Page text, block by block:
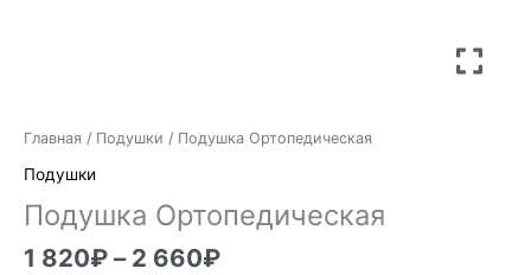
Главная / Подушки / Подушка Ортопедическая
Подушки
Подушка Ортопедическая
1 820₽ – 2 660₽